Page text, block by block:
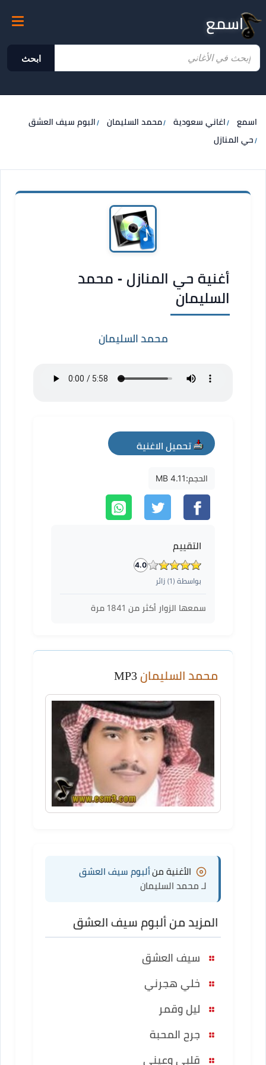
اسمع
ابحث
اسمع اغاني سعودية محمد السليمان
البوم سيف العشق
حي المنازل
أغنية حي المنازل - محمد
السليمان
محمد السليمان
تحميل الاغنية
mp3
الحجم:4.11 MB
التقييم
4.0
بواسطة ( 1) زائر
سمعها الزوار أكثر من 1841 مرة
محمد السليمان
الأغنية منألبوم سيف العشق
لـ محمد السليمان
المزيد من ألبوم سيف العشق
سيف العشق
خلي هجرني
ليل وقمر
جرح المحبة
قلبي وعيني